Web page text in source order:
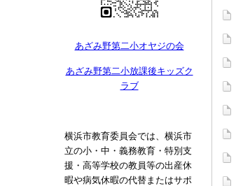
あざみ野第二小オヤジの会
あざみ野第二小放課後キッズク
ラブ
横浜市教育委員会では、横浜市
立の小・中・義務教育・特別支
援・高等学校の教員等の出産休
暇や病気休暇の代替またはサポ